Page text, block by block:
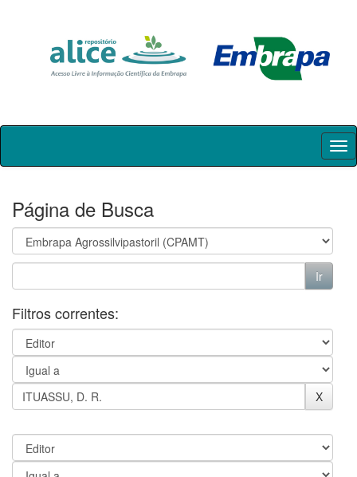
Skip
Página de Busca
Filtros correntes: